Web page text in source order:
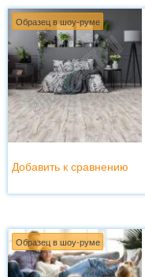
Образец в шоу-руме
Добавить к сравнению
Образец в шоу-руме